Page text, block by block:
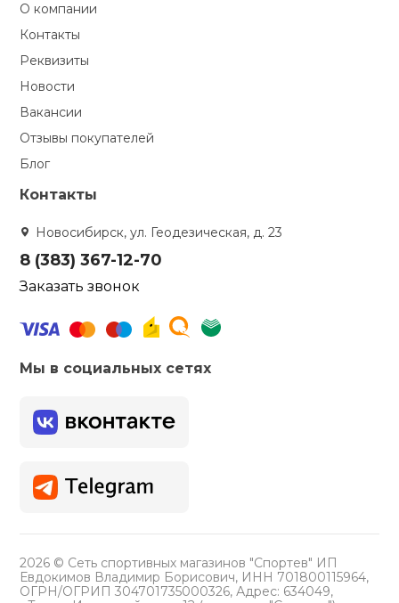
О компании
Контакты
Реквизиты
Новости
Вакансии
Отзывы покупателей
Блог
Контакты
Новосибирск, ул. Геодезическая, д. 23
8 (383) 367-12-70
Заказать звонок
Мы в социальных сетях
2026 © Сеть спортивных магазинов "Спортев" ИП
Евдокимов Владимир Борисович, ИНН 701800115964,
ОГРН/ОГРИП 304701735000326, Адрес: 634049,